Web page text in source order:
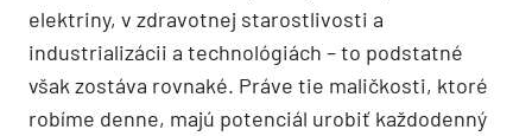
elektriny, v zdravotnej starostlivosti a
industrializácii a technológiách – to podstatné
však zostáva rovnaké. Práve tie maličkosti, ktoré
robíme denne, majú potenciál urobiť každodenný